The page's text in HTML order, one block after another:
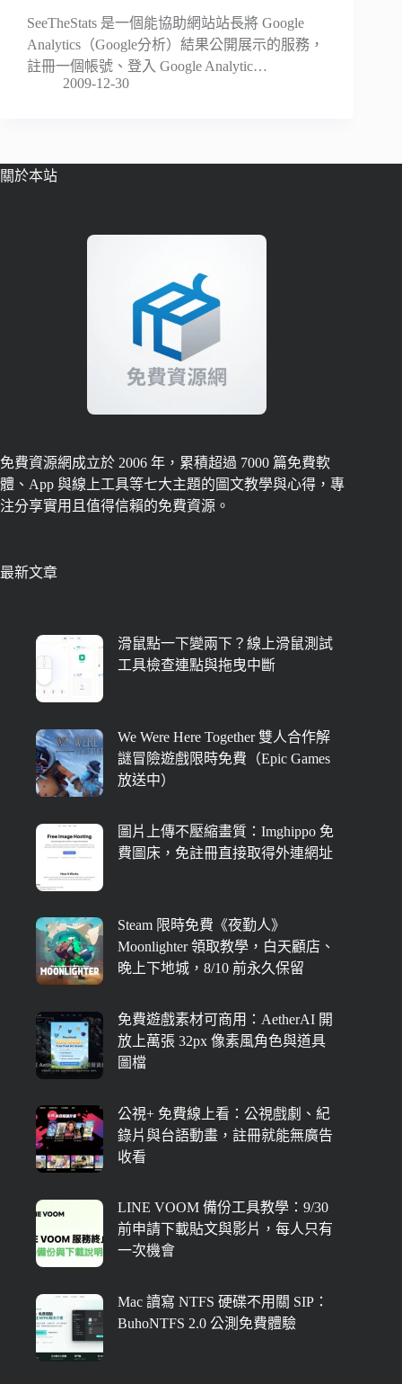
SeeTheStats 是一個能協助網站站長將 Google
Analytics（Google分析）結果公開展示的服務，
註冊一個帳號、登入 Google Analytic…
2009-12-30
關於本站
免費資源網成立於 2006 年，累積超過 7000 篇免費軟
體、App 與線上工具等七大主題的圖文教學與心得，專
注分享實用且值得信賴的免費資源。
最新文章
滑鼠點一下變兩下？線上滑鼠測試
工具檢查連點與拖曳中斷
We Were Here Together 雙人合作解
謎冒險遊戲限時免費（Epic Games
放送中）
圖片上傳不壓縮畫質：Imghippo 免
費圖床，免註冊直接取得外連網址
Steam 限時免費《夜勤人》
Moonlighter 領取教學，白天顧店、
晚上下地城，8/10 前永久保留
免費遊戲素材可商用：AetherAI 開
放上萬張 32px 像素風角色與道具
圖檔
公視+ 免費線上看：公視戲劇、紀
錄片與台語動畫，註冊就能無廣告
收看
LINE VOOM 備份工具教學：9/30
前申請下載貼文與影片，每人只有
一次機會
Mac 讀寫 NTFS 硬碟不用關 SIP：
BuhoNTFS 2.0 公測免費體驗